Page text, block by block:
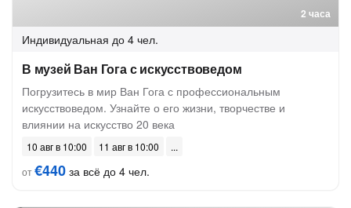
2 часа
Индивидуальная до 4 чел.
В музей Ван Гога с искусствоведом
Погрузитесь в мир Ван Гога с профессиональным
искусствоведом. Узнайте о его жизни, творчестве и
влиянии на искусство 20 века
10 авг в 10:00
11 авг в 10:00
от€440 за всё до 4 чел.